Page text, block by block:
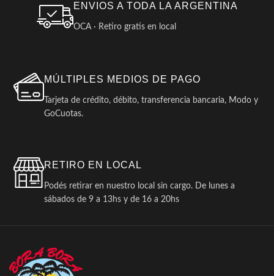
ENVIOS A TODA LA ARGENTINA
OCA · Retiro gratis en local
MÚLTIPLES MEDIOS DE PAGO
Tarjeta de crédito, débito, transferencia bancaria, Modo y
GoCuotas.
RETIRO EN LOCAL
Podés retirar en nuestro local sin cargo. De lunes a
sábados de 9 a 13hs y de 16 a 20hs